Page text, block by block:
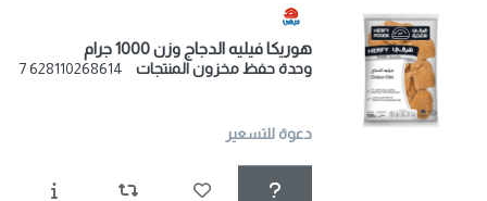
هوريكا فيليه الدجاج وزن 1000 جرام
وحدة حفظ مخزون المنتجات 628110268614 7
دعوة للتسعير